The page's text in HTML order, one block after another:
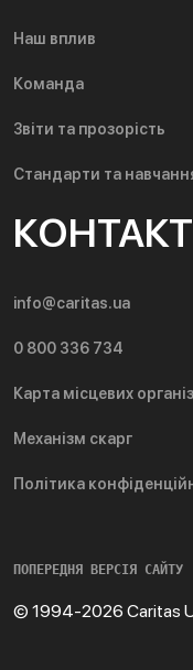
Наш вплив
Команда
Звіти та прозорість
Стандарти та
info@caritas.ua
0 800 336 734
Карта місцевих
Механізм скарг
Політика
ПОПЕРЕДНЯ ВЕРСІЯ САЙТУ
© 1994-2026 Caritas